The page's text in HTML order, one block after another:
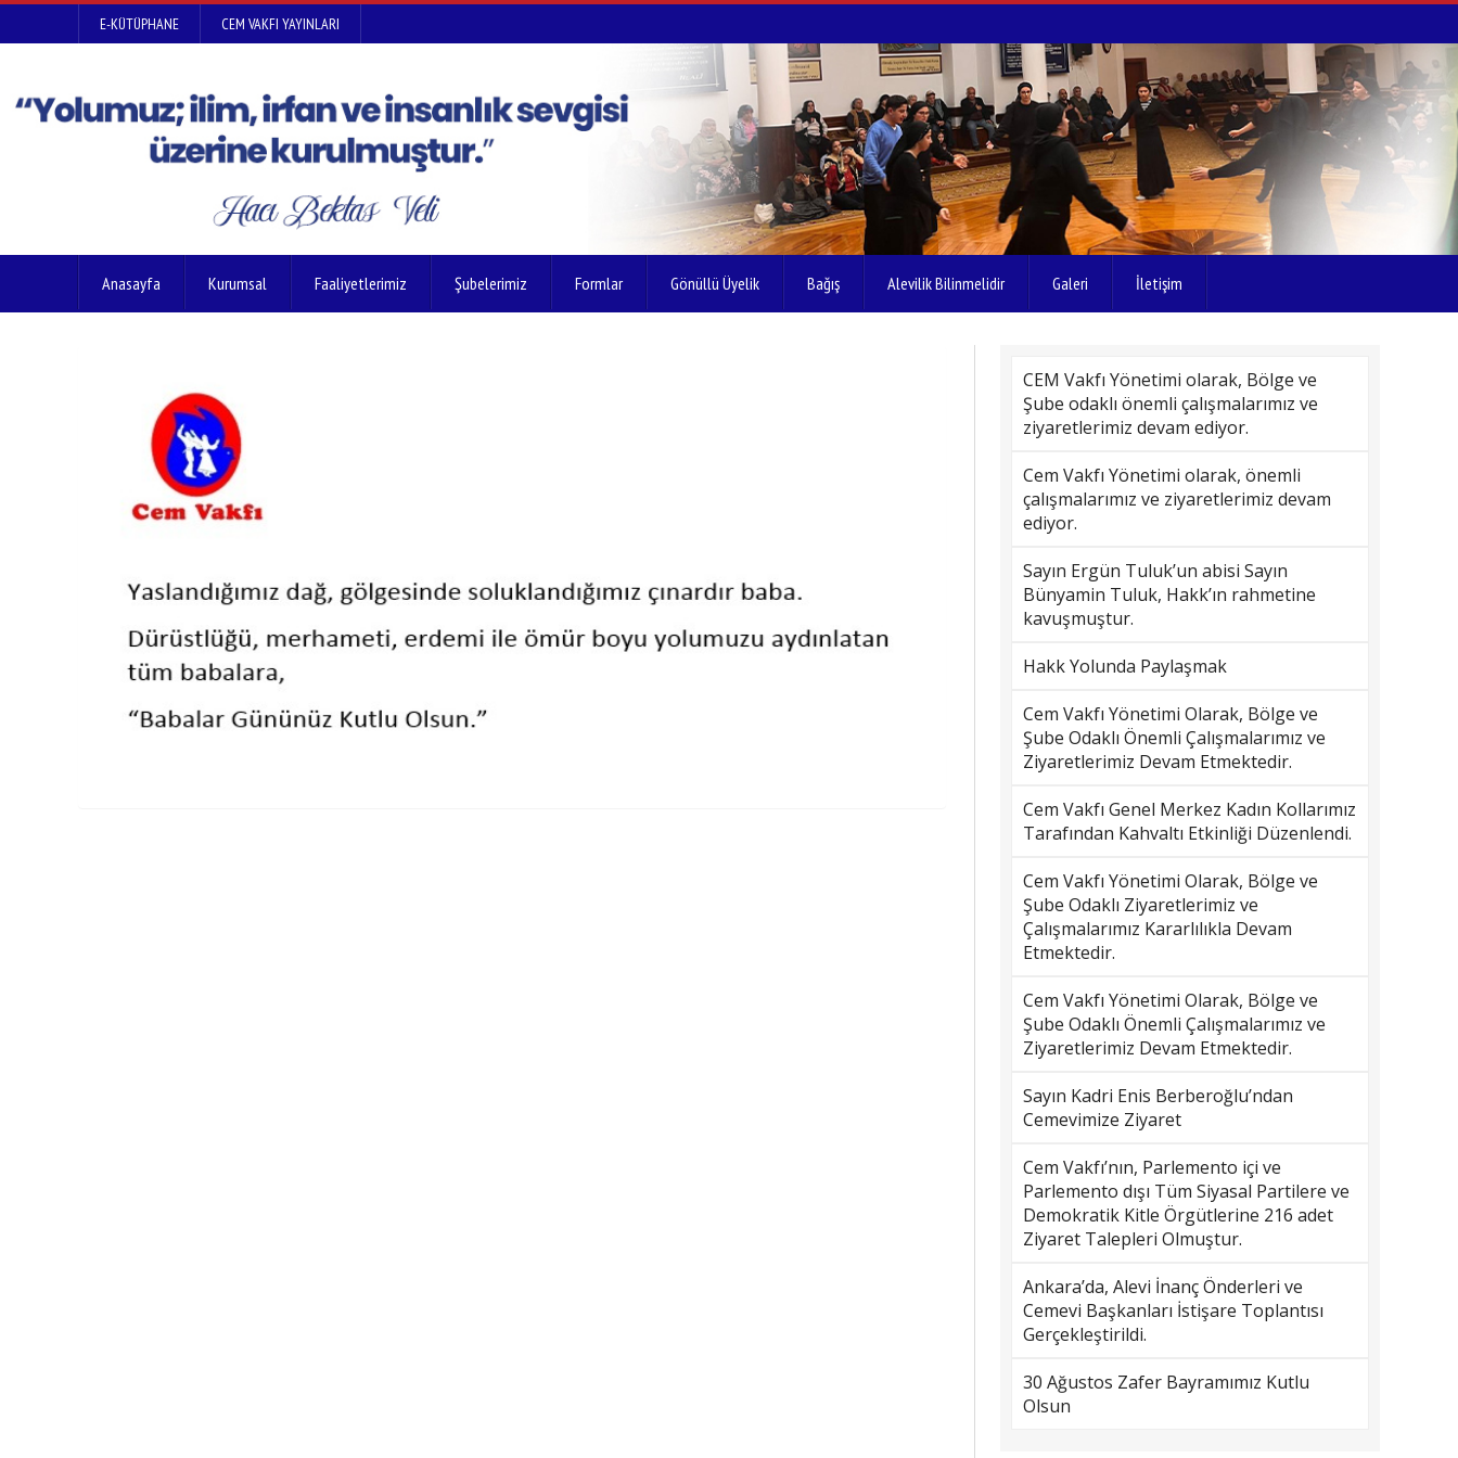
E-KÜTÜPHANE CEM VAKFI YAYINLARI
Anasayfa Kurumsal Faaliyetlerimiz Şubelerimiz Formlar Gönüllü Üyelik Bağış Alevilik Bilinmelidir Galeri İletişim
CEM Vakfı Yönetimi olarak, Bölge ve
Şube odaklı önemli çalışmalarımız ve
ziyaretlerimiz devam ediyor.
Cem Vakfı Yönetimi olarak, önemli
çalışmalarımız ve ziyaretlerimiz devam
ediyor.
Sayın Ergün Tuluk’un abisi Sayın
Bünyamin Tuluk, Hakk’ın rahmetine
kavuşmuştur.
Hakk Yolunda Paylaşmak
Cem Vakfı Yönetimi Olarak, Bölge ve
Şube Odaklı Önemli Çalışmalarımız ve
Ziyaretlerimiz Devam Etmektedir.
Cem Vakfı Genel Merkez Kadın Kollarımız
Tarafından Kahvaltı Etkinliği Düzenlendi.
Cem Vakfı Yönetimi Olarak, Bölge ve
Şube Odaklı Ziyaretlerimiz ve
Çalışmalarımız Kararlılıkla Devam
Etmektedir.
Cem Vakfı Yönetimi Olarak, Bölge ve
Şube Odaklı Önemli Çalışmalarımız ve
Ziyaretlerimiz Devam Etmektedir.
Sayın Kadri Enis Berberoğlu’ndan
Cemevimize Ziyaret
Cem Vakfı’nın, Parlemento içi ve
Parlemento dışı Tüm Siyasal Partilere ve
Demokratik Kitle Örgütlerine 216 adet
Ziyaret Talepleri Olmuştur.
Ankara’da, Alevi İnanç Önderleri ve
Cemevi Başkanları İstişare Toplantısı
Gerçekleştirildi.
30 Ağustos Zafer Bayramımız Kutlu
Olsun